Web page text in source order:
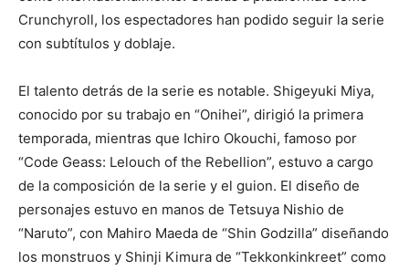
Crunchyroll, los espectadores han podido seguir la serie
con subtítulos y doblaje.
El talento detrás de la serie es notable. Shigeyuki Miya,
conocido por su trabajo en “Onihei”, dirigió la primera
temporada, mientras que Ichiro Okouchi, famoso por
“Code Geass: Lelouch of the Rebellion”, estuvo a cargo
de la composición de la serie y el guion. El diseño de
personajes estuvo en manos de Tetsuya Nishio de
“Naruto”, con Mahiro Maeda de “Shin Godzilla” diseñando
los monstruos y Shinji Kimura de “Tekkonkinkreet” como